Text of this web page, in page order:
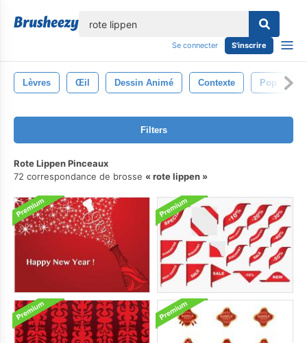
Se connecter S'inscrire
Lèvres Œil Dessin Animé Contexte Pop
Filters
Rote Lippen Pinceaux
72 correspondance de brosse
rote lippen